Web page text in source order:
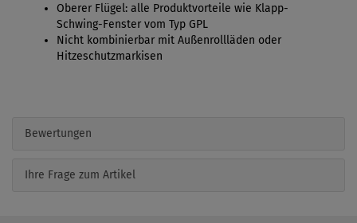
Oberer Flügel: alle Produktvorteile wie Klapp-
Schwing-Fenster vom Typ GPL
Nicht kombinierbar mit Außenrollläden oder
Hitzeschutzmarkisen
Bewertungen
Ihre Frage zum Artikel